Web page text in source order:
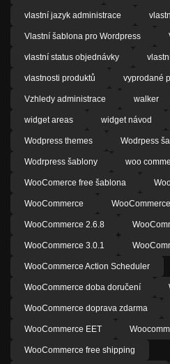
vlastní jazyk administrace
Vlastní šablona pro Wordpress
vlastní status objednávky
vlastnosti produktů vyprodané
Vzhledy administrace walker
widget areas widget návod
Wodpress themes Wodrpess
Wodrpress šablony woo
WooComerce free šablona
WooCommerce
WooCommerce 2.6.8
WooCommerce 3.0.1
WooCommerce Action Scheduler
WooCommerce doba doručení
WooCommerce doprava zdarma
WooCommerce EET
WooCommerce free shipping